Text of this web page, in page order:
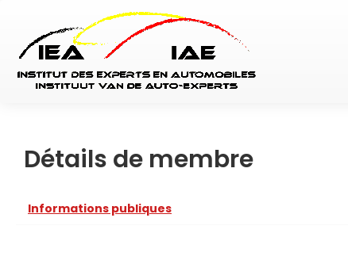
Détails de membre
Informations publiques